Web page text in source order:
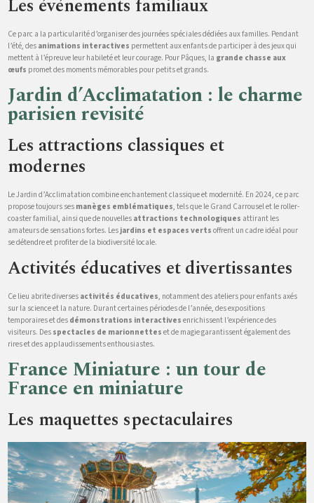
Les événements familiaux
Ce parc a la particularité d’organiser des journées spéciales dédiées aux familles. Pendant
l’été, des animations interactives permettent aux enfants de participer à des jeux qui
mettent à l’épreuve leur habileté et leur courage. Pour Pâques, la grande chasse aux
œufs promet des moments mémorables pour petits et grands.
Jardin d’Acclimatation : le charme
parisien revisité
Les attractions classiques et
modernes
Le Jardin d’Acclimatation combine enchantement classique et modernité. En 2024, ce parc
propose toujours ses manèges emblématiques, tels que le Grand Carrousel et le roller-
coaster familial, ainsi que de nouvelles attractions technologiques attirant les
amateurs de sensations fortes. Les jardins et espaces verts offrent un cadre idéal pour
se détendre et profiter de la biodiversité locale.
Activités éducatives et divertissantes
Ce lieu abrite diverses activités éducatives, notamment des ateliers pour enfants axés
sur la science et la nature. Durant certaines périodes de l’année, des expositions
temporaires et des démonstrations interactives enrichissent l’expérience des
visiteurs. Des spectacles de marionnettes et de magie garantissent également des
rires et des applaudissements enthousiastes.
France Miniature : un tour de
France en miniature
Les maquettes spectaculaires